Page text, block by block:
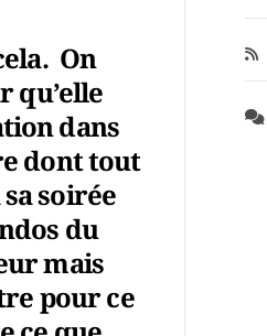
On
qu’elle
dans
dont tout
soirée
du
mais
pour ce